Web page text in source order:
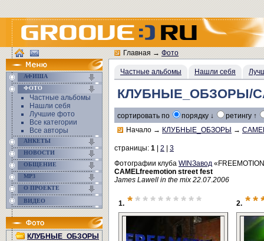
АФИША
ФОТО
Частные альбомы
Нашли себя
Лучшие фото
Все категории
Все авторы
АНКЕТЫ
НОВОСТИ
ОБЩЕНИЕ
MP3
О ПРОЕКТЕ
ВИДЕО
КЛУБНЫЕ_ОБЗОРЫ
Главная→Фото
Частные альбомы Нашли себя
КЛУБНЫЕ_ОБЗОРЫ/
сортировать по порядку ↓
ретингу ↑
Начало → КЛУБНЫЕ_ОБЗОРЫ →
страницы: 1 2
3
Фотографии клуба WINЗавод
CAMELfreemotion street fest
James Lawell in the mix 22.07.2006
1. * ********* 2.